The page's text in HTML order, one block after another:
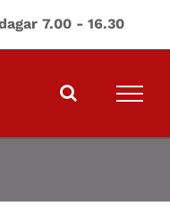
7.00 - 16.30